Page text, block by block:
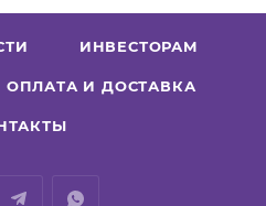
ИНВЕСТОРАМ
ОПЛАТА И ДОСТАВКА